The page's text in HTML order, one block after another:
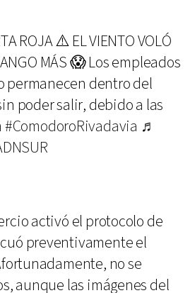
ROJA ⚠️ EL VIENTO VOLÓ
MÁS 😱 Los empleados
permanecen dentro del
poder salir, debido a las
#ComodoroRivadavia ♬
activó el protocolo de
preventivamente el
no se
aunque las imágenes del